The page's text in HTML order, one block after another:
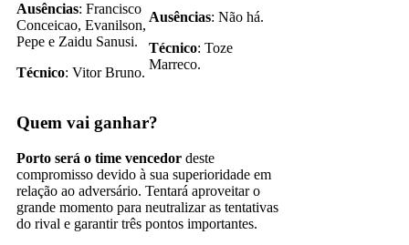
Ausências: Francisco
Conceicao, Evanilson,
Pepe e Zaidu Sanusi.
Técnico: Vitor Bruno.
Ausências: Não há.
Técnico: Toze
Marreco.
Quem vai ganhar?
Porto será o time vencedor deste
compromisso devido à sua superioridade em
relação ao adversário. Tentará aproveitar o
grande momento para neutralizar as tentativas
do rival e garantir três pontos importantes.